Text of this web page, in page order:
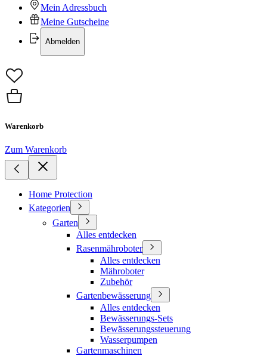
Mein Adressbuch
Meine Gutscheine
Abmelden
Warenkorb
Zum Warenkorb
Home Protection
Kategorien
Garten
Alles entdecken
Rasenmähroboter
Alles entdecken
Mähroboter
Zubehör
Gartenbewässerung
Alles entdecken
Bewässerungs-Sets
Bewässerungssteuerung
Wasserpumpen
Gartenmaschinen